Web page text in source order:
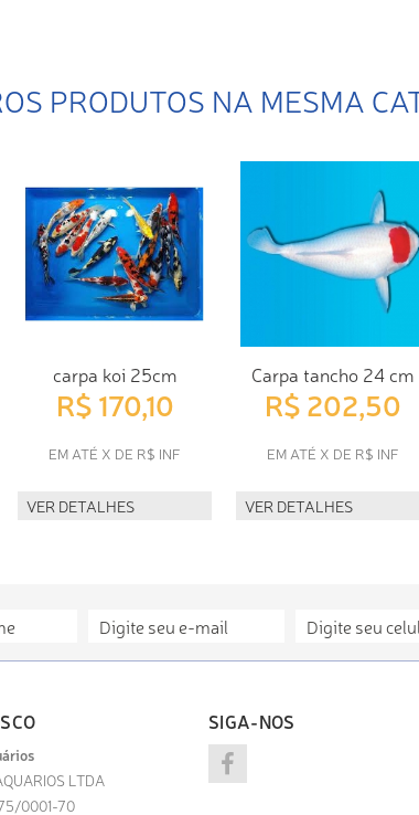
PRODUTOS NA MESMA
carpa koi 25cm
R$ 170,10
EM ATÉ X DE R$ INF
VER DETALHES
Carpa tancho 24 cm
R$ 202,50
EM ATÉ X DE R$ INF
VER DETALHES
LTDA
0001-70
SIGA-NOS